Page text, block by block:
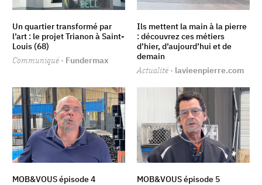
Un quartier transformé par
l’art : le projet Trianon à Saint-
Louis (68)
Communiqué · Fundermax
Ils mettent la main à la pierre
: découvrez ces métiers
d’hier, d’aujourd’hui et de
demain
Actualité · lavieenpierre.com
MOB&VOUS épisode 4
MOB&VOUS épisode 5